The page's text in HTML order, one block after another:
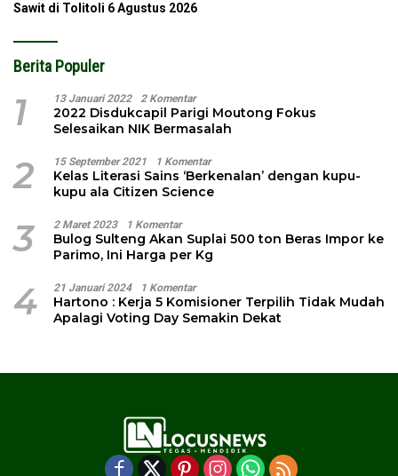
Sawit di Tolitoli 6 Agustus 2026
Berita Populer
1 13 Januari 2022 2 Komentar
2022 Disdukcapil Parigi Moutong Fokus
Selesaikan NIK Bermasalah
2 15 September 2021 1 Komentar
Kelas Literasi Sains ‘Berkenalan’ dengan kupu-
kupu ala Citizen Science
3 2 Maret 2023 1 Komentar
Bulog Sulteng Akan Suplai 500 ton Beras Impor ke
Parimo, Ini Harga per Kg
4 21 Januari 2024 1 Komentar
Hartono : Kerja 5 Komisioner Terpilih Tidak Mudah
Apalagi Voting Day Semakin Dekat